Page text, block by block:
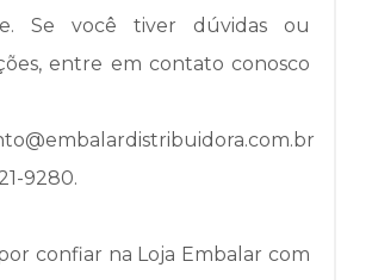
Se você tiver dúvidas ou
entre em contato conosco
9280.
confiar na Loja Embalar com